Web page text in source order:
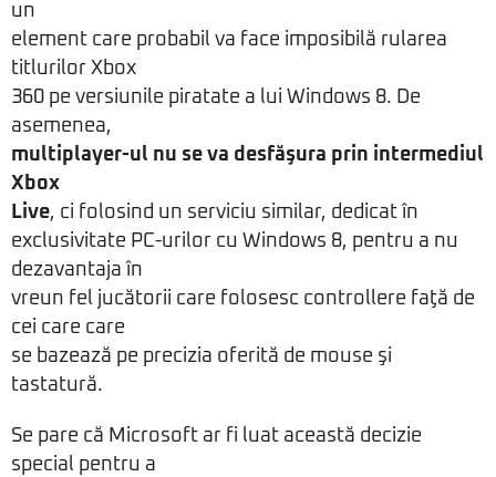
un
element care probabil va face imposibilă rularea
titlurilor Xbox
360 pe versiunile piratate a lui Windows 8. De
asemenea,
multiplayer-ul nu se va desfăşura prin intermediul
Xbox
Live, ci folosind un serviciu similar, dedicat în
exclusivitate PC-urilor cu Windows 8, pentru a nu
dezavantaja în
vreun fel jucătorii care folosesc controllere faţă de
cei care care
se bazează pe precizia oferită de mouse şi
tastatură.
Se pare că Microsoft ar fi luat această decizie
special pentru a